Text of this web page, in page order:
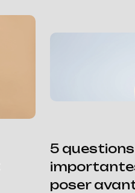
5 questions
poser